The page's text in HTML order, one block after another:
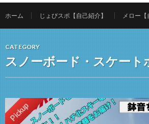
ホーム じょびスポ【自己紹介】 メロー【
CATEGORY
スノーボード・スケート
Pickup